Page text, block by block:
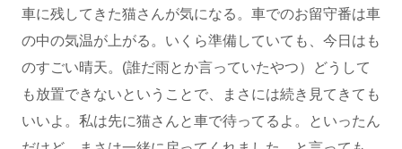
車に残してきた猫さんが気になる。車でのお留守番は車
の中の気温が上がる。いくら準備していても、今日はも
のすごい晴天。(誰だ雨とか言っていたやつ）どうして
も放置できないということで、まさには続き見てきても
いいよ。私は先に猫さんと車で待ってるよ。といったん